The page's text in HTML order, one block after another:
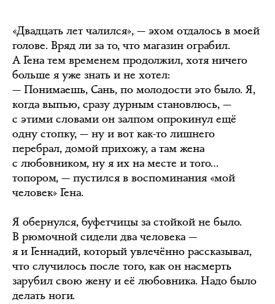
«Двадцать лет чалился», — эхом отдалось в моей
голове. Вряд ли за то, что магазин ограбил.
А Гена тем временем продолжил, хотя ничего
больше я уже знать и не хотел:
— Понимаешь, Сань, по молодости это было. Я,
когда выпью, сразу дурным становлюсь, —
с этими словами он залпом опрокинул ещё
одну стопку, — ну и вот как-то лишнего
перебрал, домой прихожу, а там жена
с любовником, ну я их на месте и того…
топором, — пустился в воспоминания «мой
человек» Гена.
Я обернулся, буфетчицы за стойкой не было.
В рюмочной сидели два человека —
я и Геннадий, который увлечённо рассказывал,
что случилось после того, как он насмерть
зарубил свою жену и её любовника. Надо было
делать ноги.